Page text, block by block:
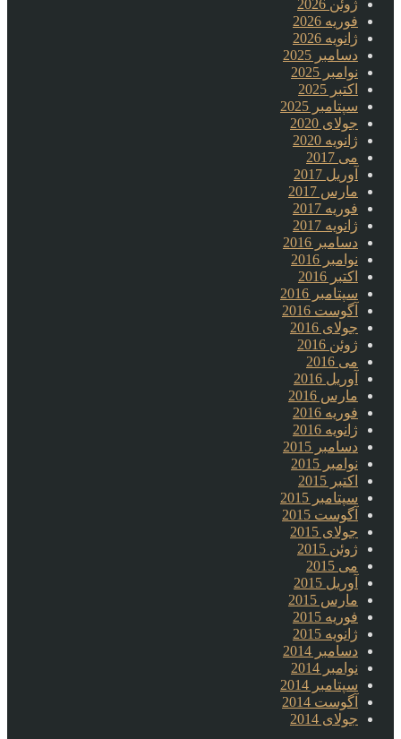
ژوئن 2026
فوریه 2026
ژانویه 2026
دسامبر 2025
نوامبر 2025
اکتبر 2025
سپتامبر 2025
جولای 2020
ژانویه 2020
می 2017
آوریل 2017
مارس 2017
فوریه 2017
ژانویه 2017
دسامبر 2016
نوامبر 2016
اکتبر 2016
سپتامبر 2016
آگوست 2016
جولای 2016
ژوئن 2016
می 2016
آوریل 2016
مارس 2016
فوریه 2016
ژانویه 2016
دسامبر 2015
نوامبر 2015
اکتبر 2015
سپتامبر 2015
آگوست 2015
جولای 2015
ژوئن 2015
می 2015
آوریل 2015
مارس 2015
فوریه 2015
ژانویه 2015
دسامبر 2014
نوامبر 2014
سپتامبر 2014
آگوست 2014
جولای 2014